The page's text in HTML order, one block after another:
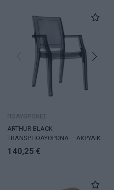
ΠΟΛΥΘΡΟΝΕΣ
ARTHUR BLACK
TRANSP.ΠΟΛΥΘΡΟΝΑ – ΑΚΡΥΛΙΚΟ
– ΜΑΥΡΟ
140,25 €